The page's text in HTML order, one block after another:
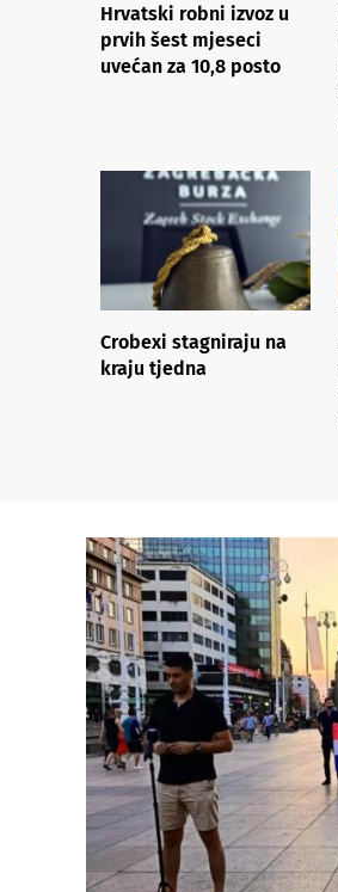
Hrvatski robni izvoz u
prvih šest mjeseci
uvećan za 10,8 posto
Crobexi stagniraju na
kraju tjedna